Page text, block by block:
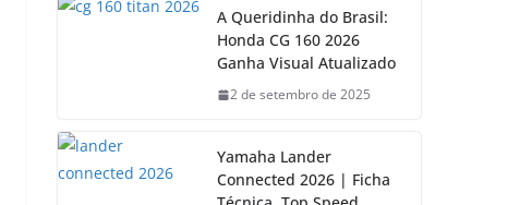
A Queridinha do Brasil:
Honda CG 160 2026
Ganha Visual Atualizado
2 de setembro de 2025
Yamaha Lander
Connected 2026 | Ficha